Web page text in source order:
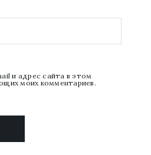
и адрес сайта в этом
моих комментариев.